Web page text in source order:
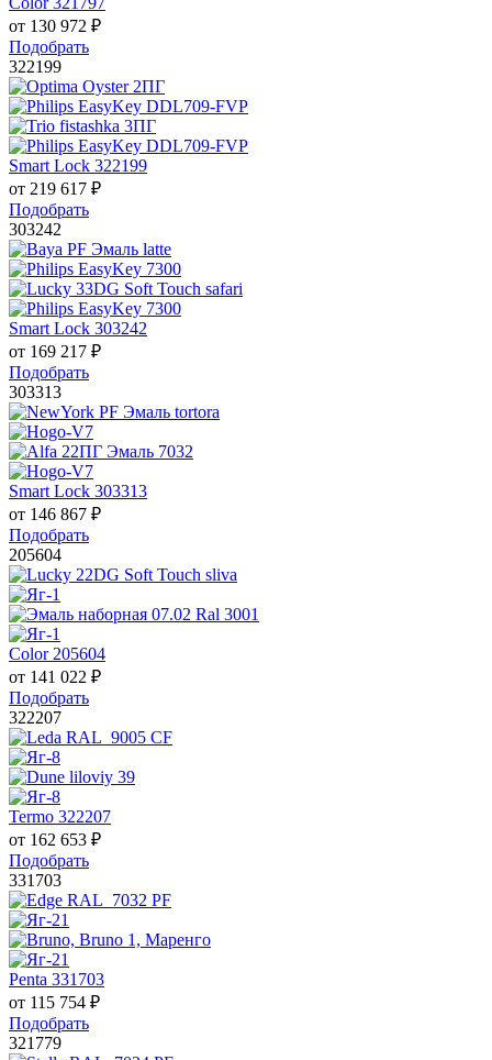
от 130 972 ₽
Подобрать
322199
Smart Lock 322199
от 219 617 ₽
Подобрать
303242
Smart Lock 303242
от 169 217 ₽
Подобрать
303313
Smart Lock 303313
от 146 867 ₽
Подобрать
205604
Color 205604
от 141 022 ₽
Подобрать
322207
Termo 322207
от 162 653 ₽
Подобрать
331703
Penta 331703
от 115 754 ₽
Подобрать
321779